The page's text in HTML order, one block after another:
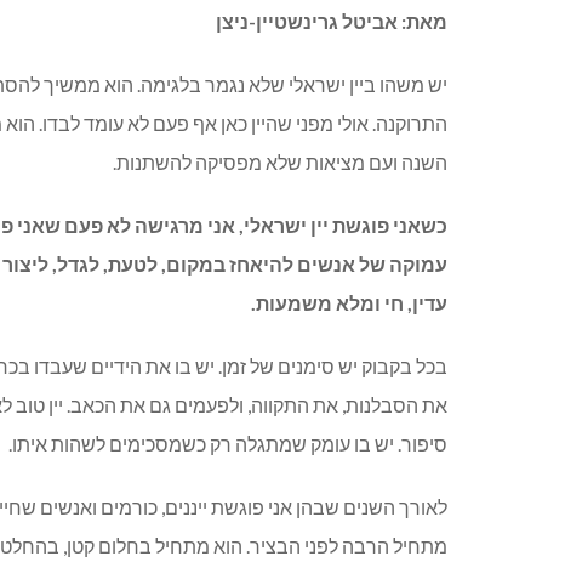
מאת: אביטל גרינשטיין-ניצן
יש משהו ביין ישראלי שלא נגמר בלגימה. הוא ממשיך
התרוקנה. אולי מפני שהיין כאן אף פעם לא עומד לבדו.
השנה ועם מציאות שלא מפסיקה להשתנות.
כשאני פוגשת יין ישראלי, אני מרגישה לא פעם
עמוקה של אנשים להיאחז במקום, לטעת, לגדל,
עדין, חי ומלא משמעות.
בכל בקבוק יש סימנים של זמן. יש בו את הידיים
את הסבלנות, את התקווה, ולפעמים גם את הכאב. יין
סיפור. יש בו עומק שמתגלה רק כשמסכימים לשהות איתו.
לאורך השנים שבהן אני פוגשת ייננים, כורמים ואנשים
מתחיל הרבה לפני הבציר. הוא מתחיל בחלום קטן,